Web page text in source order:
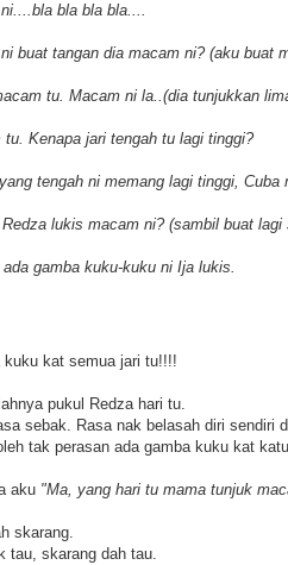
bla bla bla....
buat tangan dia macam ni? (aku buat
tu. Macam ni la..(dia tunjukkan
Kenapa jari tengah tu lagi tinggi?
tengah ni memang lagi tinggi, Cuba
lukis macam ni? (sambil buat lagi
gamba kuku-kuku ni Ija lukis.
kuku kat semua jari tu!!!!
pukul Redza hari tu.
sebak. Rasa nak belasah diri sendiri
tak perasan ada gamba kuku kat
aku "Ma, yang hari tu mama tunjuk
skarang.
tau, skarang dah tau.